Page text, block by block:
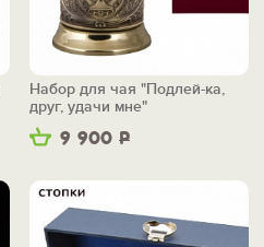
9 900 Р
Набор для чая "Подлей-ка,
друг, удачи мне"